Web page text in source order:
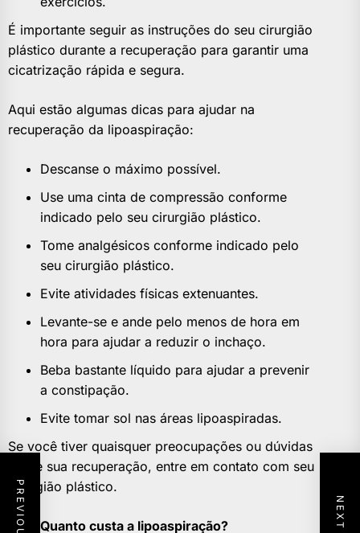
É importante seguir as instruções do seu cirurgião
plástico durante a recuperação para garantir uma
cicatrização rápida e segura.
Aqui estão algumas dicas para ajudar na
recuperação da lipoaspiração:
Descanse o máximo possível.
Use uma cinta de compressão conforme
indicado pelo seu cirurgião plástico.
Tome analgésicos conforme indicado pelo
seu cirurgião plástico.
Evite atividades físicas extenuantes.
Levante-se e ande pelo menos de hora em
hora para ajudar a reduzir o inchaço.
Beba bastante líquido para ajudar a prevenir
a constipação.
Evite tomar sol nas áreas lipoaspiradas.
Se você tiver quaisquer preocupações ou dúvidas
sobre sua recuperação, entre em contato com seu
cirurgião plástico.
Quanto custa a lipoaspiração?